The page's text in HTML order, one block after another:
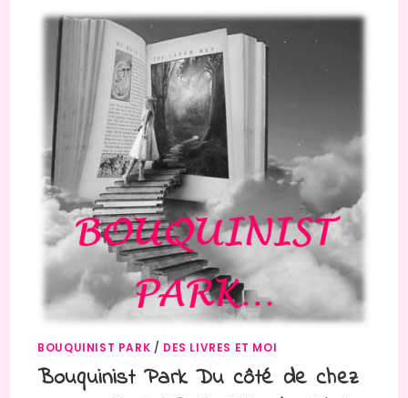
BOUQUINIST PARK / DES LIVRES ET MOI
Bouquinist Park Du côté de chez